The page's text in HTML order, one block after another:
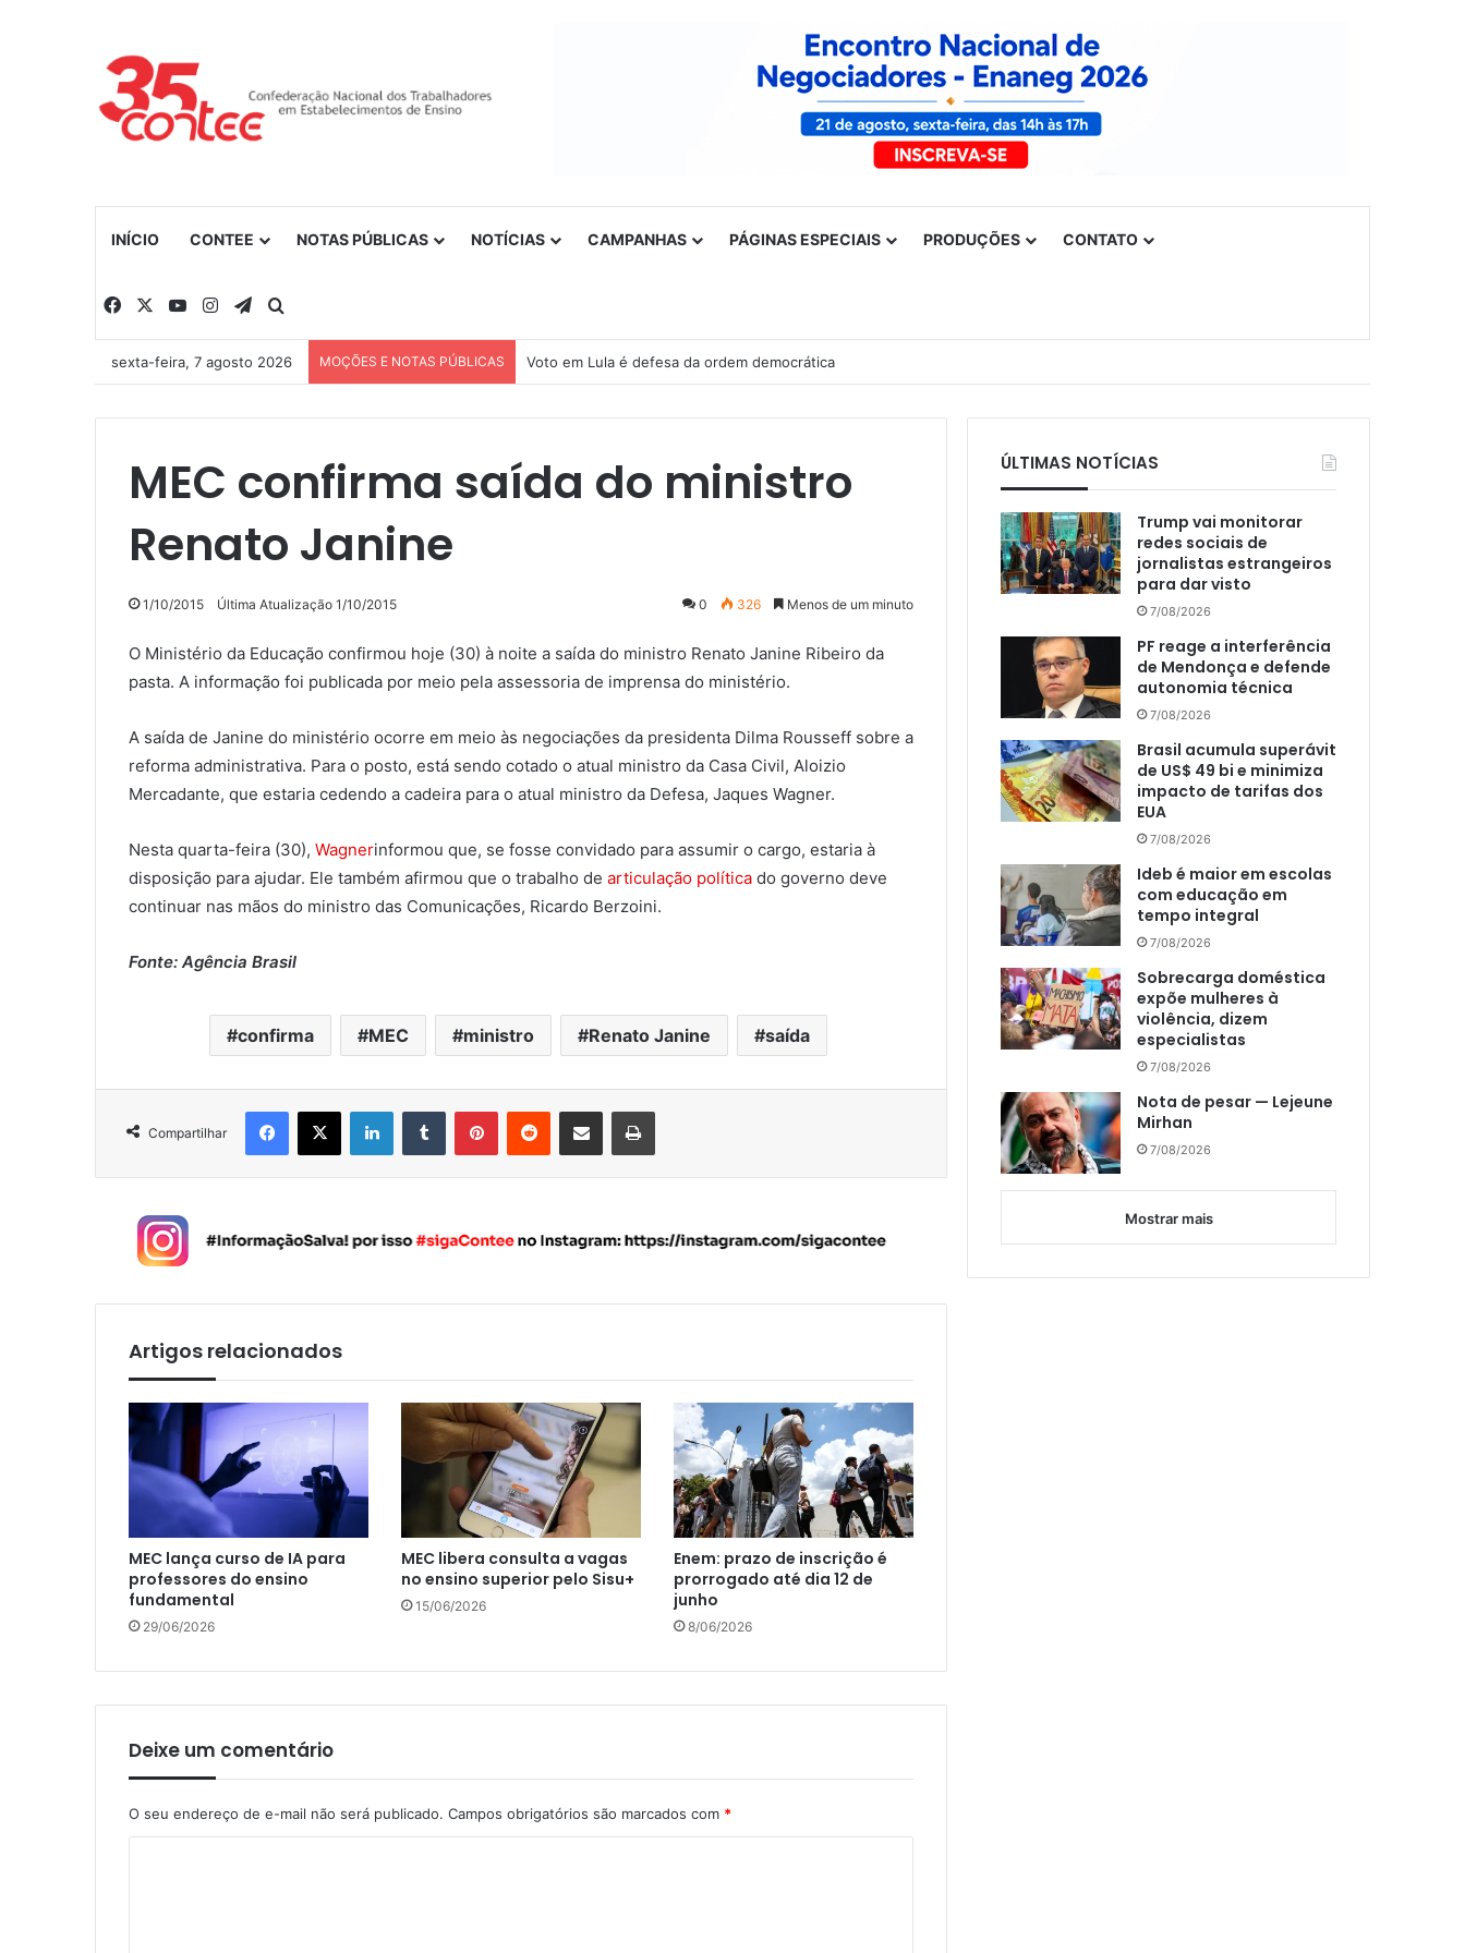
INÍCIO CONTEE NOTAS PÚBLICAS NOTÍCIAS CAMPANHAS PÁGINAS ESPECIAIS PRODUÇÕES CONTATO
Facebook YouTubeInstagramTelegram
sexta-feira, 7 agosto 2026 MOÇÕES E NOTAS PÚBLICAS Voto em Lula é defesa da ordem democrática
MEC confirma saída do ministro
Renato Janine
1/10/2015 Última Atualização 1/10/2015 0 326 Menos de um minuto
O Ministério da Educação confirmou hoje (30) à noite a saída do ministro Renato Janine Ribeiro da
pasta. A informação foi publicada por meio pela assessoria de imprensa do ministério.
A saída de Janine do ministério ocorre em meio às negociações da presidenta Dilma Rousseff sobre a
reforma administrativa. Para o posto, está sendo cotado o atual ministro da Casa Civil, Aloizio
Mercadante, que estaria cedendo a cadeira para o atual ministro da Defesa, Jaques Wagner.
Nesta quarta-feira (30), Wagnerinformou que, se fosse convidado para assumir o cargo, estaria à
disposição para ajudar. Ele também afirmou que o trabalho de articulação política do governo deve
continuar nas mãos do ministro das Comunicações, Ricardo Berzoini.
Fonte: Agência Brasil
confirma MEC ministro Renato Janine saída
Compartilhar
Artigos relacionados
MEC lança curso de IA para
professores do ensino
fundamental
29/06/2026
MEC libera consulta a vagas
no ensino superior pelo Sisu+
15/06/2026
Enem: prazo de inscrição é
prorrogado até dia 12 de
junho
8/06/2026
Deixe um comentário
O seu endereço de e-mail não será publicado. Campos obrigatórios são marcados com *
ÚLTIMAS NOTÍCIAS
Trump vai monitorar
redes sociais de
jornalistas estrangeiros
para dar visto
7/08/2026
PF reage a interferência
de Mendonça e defende
autonomia técnica
7/08/2026
Brasil acumula superávit
de US$ 49 bi e minimiza
impacto de tarifas dos
EUA
7/08/2026
Ideb é maior em escolas
com educação em
tempo integral
7/08/2026
Sobrecarga doméstica
expõe mulheres à
violência, dizem
especialistas
7/08/2026
Nota de pesar — Lejeune
Mirhan
7/08/2026
Mostrar mais